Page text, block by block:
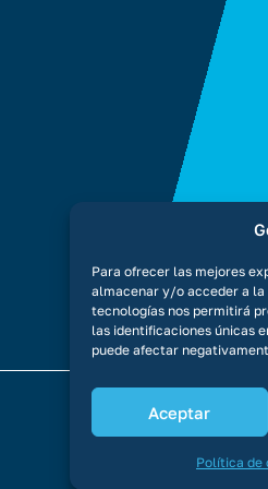
Para ofrecer las mejores
almacenar y/o acceder a
tecnologías nos permitirá
las identificaciones únicas
puede afectar
Aceptar
Política de
Aviso legal